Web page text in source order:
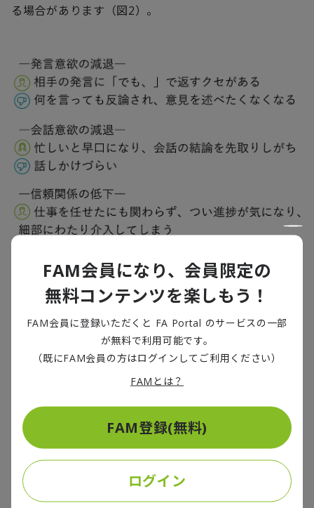
る場合があります（図2）。
【図2】クセ、傾向などが悪い影響を与えている例
出所：デロイト トーマツ ファイナンシャルアドバイザリー合同会社
自分の何気ない行動に対し周囲がコミュニケーション
意欲や信頼感を失うような事態を避けるためには、自
分が無意識にとってしまう行動と、その行動による周囲
バイアスが情報の受け取り手としてのエラーであると
他者とのコミュニケーションにおいて、情報のインプ
ット・アウトプット双方で、組織構成員それぞれが自
FAM会員になり、会員限定の
無料コンテンツを楽しもう！
FAM会員に登録いただくと FA Portal のサービスの一部
が無料で利用可能です。
（既にFAM会員の方はログインしてご利用ください）
FAMとは？
FAM登録(無料)
ログイン